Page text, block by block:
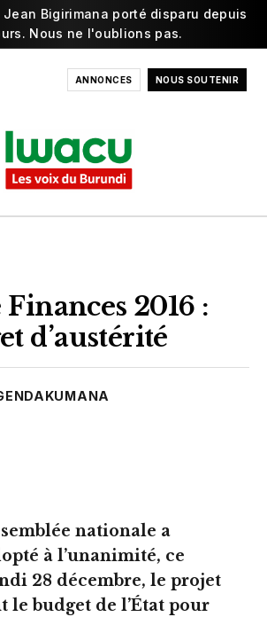
Bigirimana porté disparu depuis
Nous ne l'oublions pas.
ANNONCES NOUS SOUTENIR
2016 :
d’austérité
nationale a
à l’unanimité, ce
28 décembre, le projet
le budget de l’État pour